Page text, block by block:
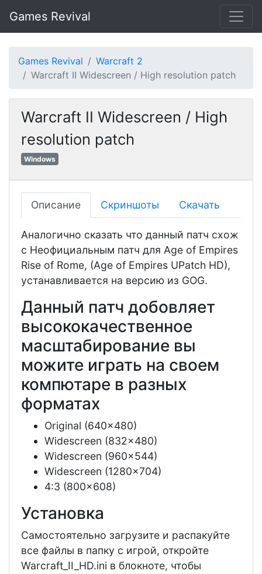
Games Revival
Games Revival
Warcraft 2
Warcraft II Widescreen / High resolution patch
Warcraft II Widescreen / High
resolution patch
Windows
Описание Скриншоты Скачать
Аналогично сказать что данный патч схож
с Неофициальным патч для Age of Empires
Rise of Rome, (Age of Empires UPatch HD),
устанавливается на версию из GOG.
Данный патч добовляет
высококачественное
масштабирование вы
можите играть на своем
компютаре в разных
форматах
Original (640x480)
Widescreen (832x480)
Widescreen (960x544)
Widescreen (1280x704)
4:3 (800x608)
Установка
Самостоятельно загрузите и распакуйте
все файлы в папку с игрой, откройте
Warcraft_II_HD.ini в блокноте, чтобы